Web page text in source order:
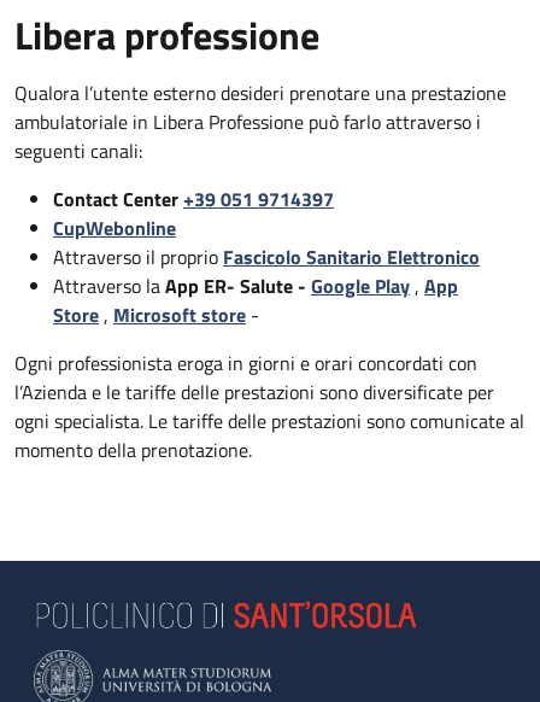
Libera professione
Qualora l’utente esterno desideri prenotare una prestazione
ambulatoriale in Libera Professione può farlo attraverso i
seguenti canali:
Contact Center+39 051 9714397
CupWebonline
Attraverso il proprio Fascicolo Sanitario Elettronico
Attraverso laApp ER- Salute - Google Play, App
Store, Microsoft store -
Ogni professionista eroga in giorni e orari concordati con
l’Azienda e le tariffe delle prestazioni sono diversificate per
ogni specialista. Le tariffe delle prestazioni sono comunicate al
momento della prenotazione.